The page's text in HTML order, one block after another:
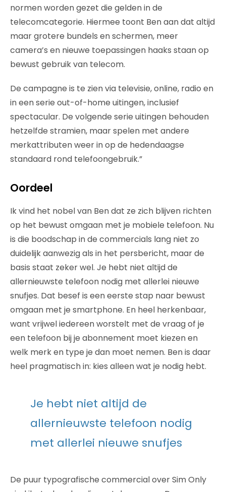
normen worden gezet die gelden in de
telecomcategorie. Hiermee toont Ben aan dat altijd
maar grotere bundels en schermen, meer
camera’s en nieuwe toepassingen haaks staan op
bewust gebruik van telecom.
De campagne is te zien via televisie, online, radio en
in een serie out-of-home uitingen, inclusief
spectacular. De volgende serie uitingen behouden
hetzelfde stramien, maar spelen met andere
merkattributen weer in op de hedendaagse
standaard rond telefoongebruik.”
Oordeel
Ik vind het nobel van Ben dat ze zich blijven richten
op het bewust omgaan met je mobiele telefoon. Nu
is die boodschap in de commercials lang niet zo
duidelijk aanwezig als in het persbericht, maar de
basis staat zeker wel. Je hebt niet altijd de
allernieuwste telefoon nodig met allerlei nieuwe
snufjes. Dat besef is een eerste stap naar bewust
omgaan met je smartphone. En heel herkenbaar,
want vrijwel iedereen worstelt met de vraag of je
een telefoon bij je abonnement moet kiezen en
welk merk en type je dan moet nemen. Ben is daar
heel pragmatisch in: kies alleen wat je nodig hebt.
Je hebt niet altijd de
allernieuwste telefoon nodig
met allerlei nieuwe snufjes
De puur typografische commercial over Sim Only